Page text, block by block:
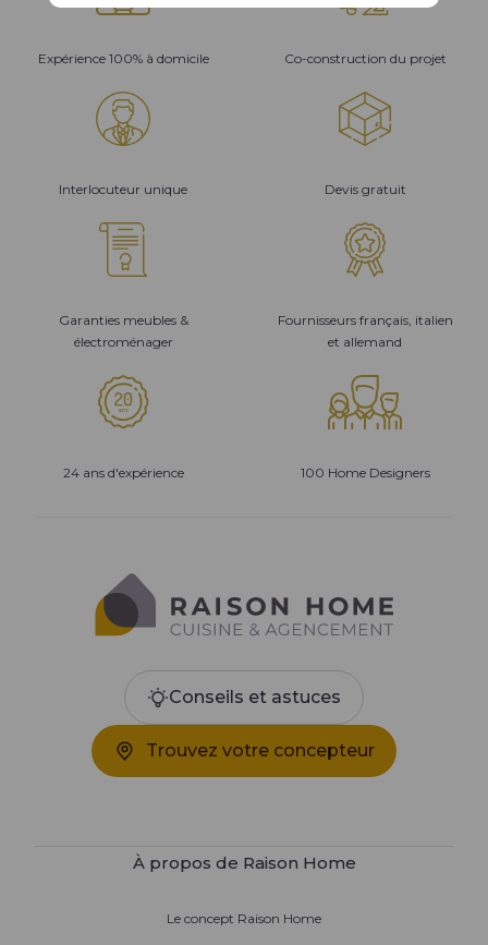
Expérience 100% à domicile Co-construction du projet
Interlocuteur unique Devis gratuit
Garanties meubles &
électroménager
Fournisseurs français, italien
et allemand
24 ans d'expérience 100 Home Designers
Conseils et astuces
Trouvez votre concepteur
À propos de Raison Home
Le concept Raison Home